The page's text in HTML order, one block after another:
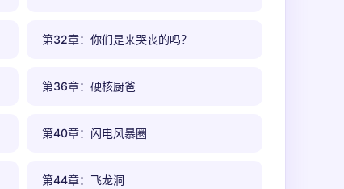
第32章：你们是来哭丧的吗？
第36章：硬核厨爸
第40章：闪电风暴圈
第44章：飞龙洞